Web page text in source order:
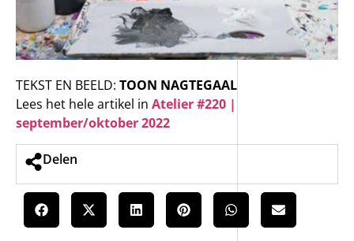
TEKST EN BEELD: TOON NAGTEGAAL
Lees het hele artikel in Atelier #220 |
september/oktober 2022
Delen